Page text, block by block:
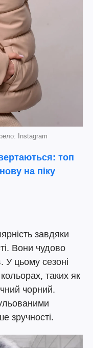
Instagram
топ
на піку
завдяки
Вони чудово
У цьому сезоні
таких як
чорний.
зручності.